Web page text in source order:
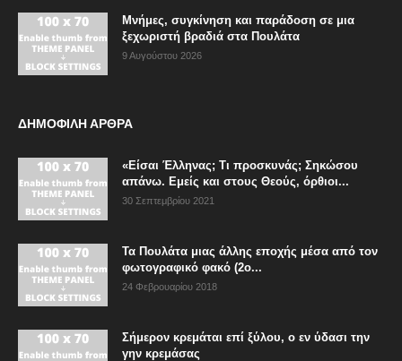
Μνήμες, συγκίνηση και παράδοση σε μια
ξεχωριστή βραδιά στα Πουλάτα
9 Αυγούστου 2026
ΔΗΜΟΦΙΛΗ ΑΡΘΡΑ
«Είσαι Έλληνας; Τι προσκυνάς; Σηκώσου
απάνω. Εμείς και στους Θεούς, όρθιοι...
30 Σεπτεμβρίου 2021
Τα Πουλάτα μιας άλλης εποχής μέσα από τον
φωτογραφικό φακό (2ο...
24 Φεβρουαρίου 2018
Σήμερον κρεμάται επί ξύλου, ο εν ύδασι την
γην κρεμάσας